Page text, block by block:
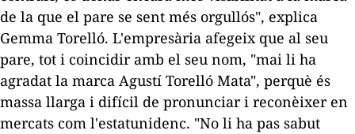
de la que el pare se sent més orgullós", explica
Gemma Torelló. L'empresària afegeix que al seu
pare, tot i coincidir amb el seu nom, "mai li ha
agradat la marca Agustí Torelló Mata", perquè és
massa llarga i difícil de pronunciar i reconèixer en
mercats com l'estatunidenc. "No li ha pas sabut